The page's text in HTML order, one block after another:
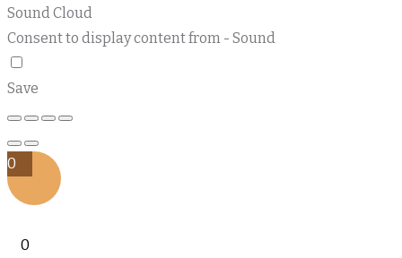
Sound Cloud
Consent to display content from - Sound
Save
0
0